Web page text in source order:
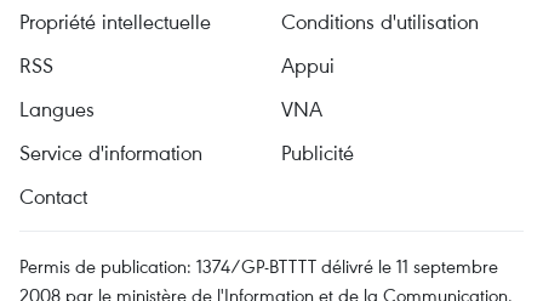
Propriété intellectuelle
Conditions d'utilisation
RSS
Appui
Langues
VNA
Service d'information
Publicité
Contact
Permis de publication: 1374/GP-BTTTT délivré le 11 septembre
2008 par le ministère de l'Information et de la Communication.